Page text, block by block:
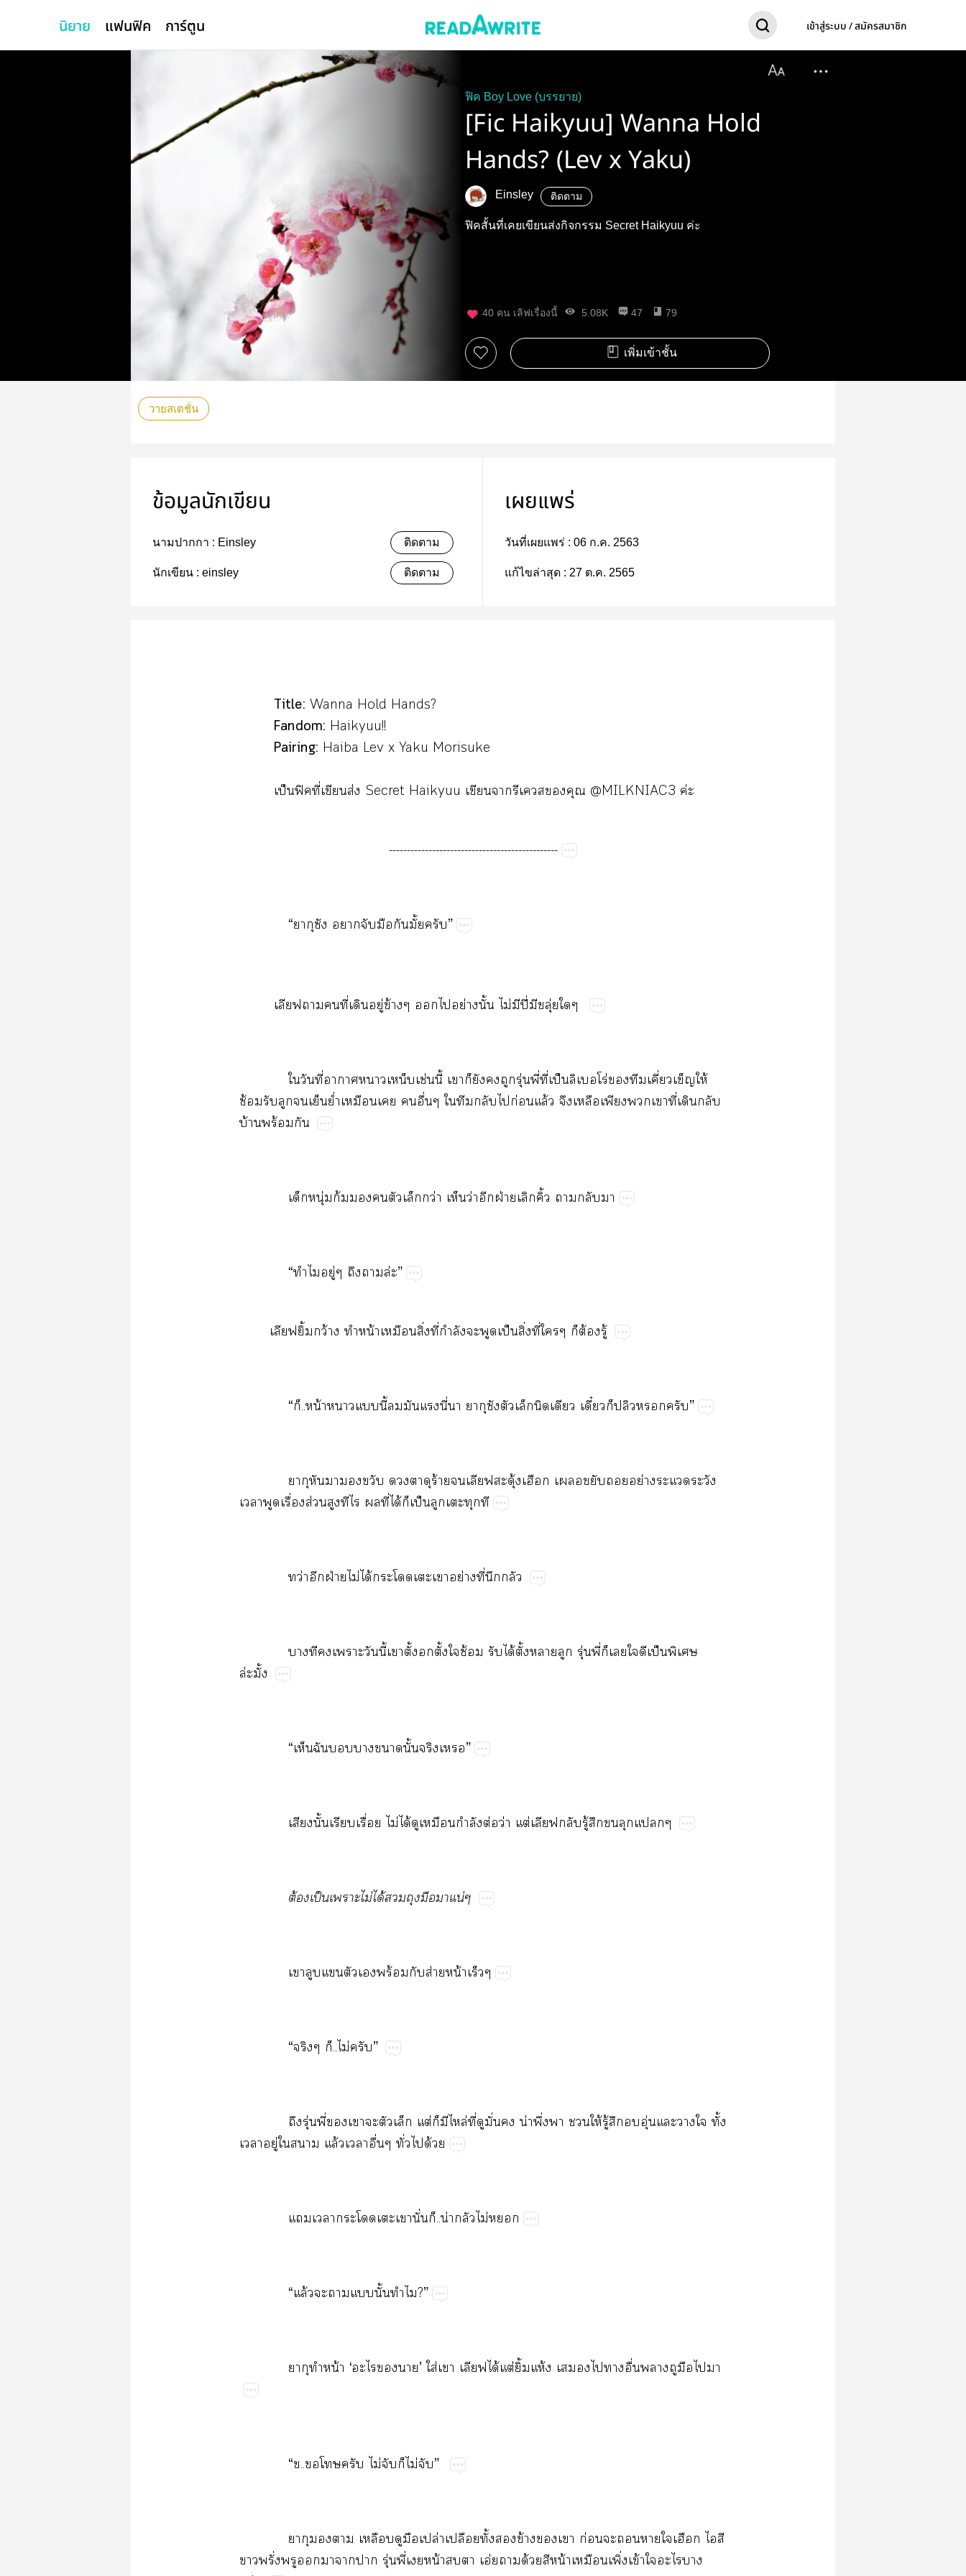
นิยาย แฟนฟิค การ์ตูน เข้าสู่ระบบ / สมัครสมาชิก
ฟิค Boy Love (บรรยาย)
[Fic Haikyuu] Wanna Hold
Hands? (Lev x Yaku)
Einsley ติดตาม
ฟิคสั้นที่เคยเขียนส่งกิจกรรม Secret Haikyuu ค่ะ
40 คน เลิฟเรื่องนี้ 5.08K 47 79
เพิ่มเข้าชั้น
วายสเตชั่น
ข้อมูลนักเขียน
นามปากกา : Einsley ติดตาม
นักเขียน : einsley ติดตาม
เผยแพร่
วันที่เผยแพร่ : 06 ก.ค. 2563
แก้ไขล่าสุด : 27 ต.ค. 2565
​Title: Wanna​Hold​Hands?
Fandom: Haikyuu!!
Pairing: ​Haiba​Lev​x​Yaku​Morisuke
​ ​ ​ ​ป็ฟิี่​​ส่​Secret​Haikyuu​​​​​​@MILKNIAC3​ค่
-----------------------------------------------
“​​​​​​​ั้”
​ ​ ​ ​​ี่​​ู่​ข้​​​ย่​ั้​ไม่​​ปี่​​ุ่​
​ี่​​​​ช่​ี้​​​​​​ุ่​ี่​ี่​ป็​​โร่​​​ี่​​ให้​
ซ้​​​​​ย่ำ​​​​ื่​​​​​ก่​ล้​​​​​​ี่​​​
บ้​ร้​
​ุ่​ก้​​​​​ว่​​ว่​​ฝ่​​ิ้​​​
“​​ู่​​​ล่”
​ ​ ​ ฟิ้​ว้​​น้​​ิ่​ี่​ำ​​​ป็​ิ่​ี่​​​ต้​ู้
“​..น้​​​ี้​​​​ี่​​​​​​​​​ี๋​ป​​”
​​​​​​​​​ร้​​ุ้​​​​​ย่​​​​
​​ื่​ส่​​​​​ี่​ได้​​ป็​​​​
ว่​​ฝ่​ไม่​ได้​​​​​ย่​ี่​​
​​​​​ี้​ต้ั​ั้​​ซ้​​ได้​ั้​​​ุ่​ี่​​​​​ป็​​
ล่ั้
“​​​​​​ั้​​”
​ั้​​ื่​ไม่​ได้​​​ำ​ต่​ว่​ต่​​​​ู้​​​​
ต้​ป็​​ไม่​ได้​​​​​น่
​​​​​ร้​​ส่​น้​
“​​..ไม่​”
​ุ่​ี่​​​​​​ต่​​​ล่​ี่​​ั่​​น่​ึ่​​​ให้​ู้​​​ุ่​​​​ั้​
​ู่​​​ล้​​ื่​ั่​​ด้
​​​​​​ั่​..น่​​ไม่​
“​ล้​​​​ั้​?”
​​​น้​‘​​​’​ใส่​​ได้​ต่​ิ้​ห้​​​​​ื่​​​​​
“..​​​ไม่​​​ไม่​”
​​​​​​​ปล่​ป​ั้​​ข้​​​ก่​​​​​​​​
​ั่​​​​​​ุ่​ี่​​น้​​​อ่​​ด้​​น้​​ิ่​ข้​​​​